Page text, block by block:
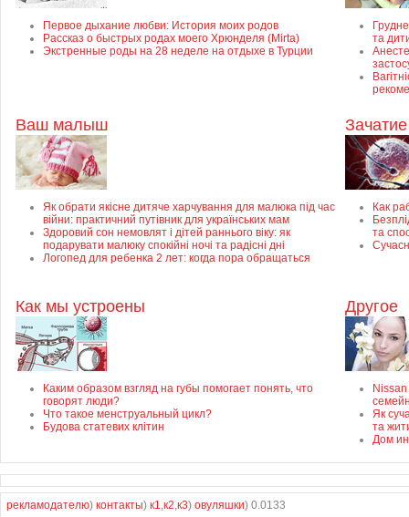
Первое дыхание любви: История моих родов
Рассказ о быстрых родах моего Хрюнделя (Mirta)
Экстренные роды на 28 неделе на отдыхе в Турции
та
Ваш малыш
Як обрати якісне дитяче харчування для малюка під час
війни: практичний путівник для українських мам
Здоровий сон немовлят і дітей раннього віку: як
подарувати малюку спокійні ночі та радісні дні
Логопед для ребенка 2 лет: когда пора обращаться
Зачатие
Как
та
Как мы устроены
Каким образом взгляд на губы помогает понять, что
говорят люди?
Что такое менструальный цикл?
Будова статевих клітин
Другое
Як
та
Дом
рекламодателю) контакты) к1,к2,к3) овуляшки) 0.0133